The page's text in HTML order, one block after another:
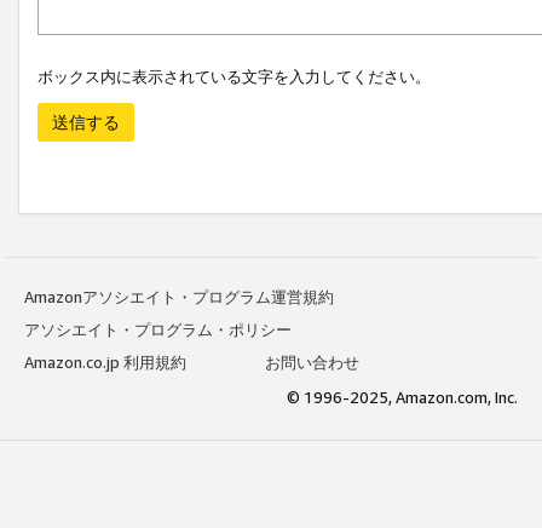
ボックス内に表示されている文字を入力してください。
送信する
Amazonアソシエイト・プログラム運営規約
アソシエイト・プログラム・ポリシー
Amazon.co.jp 利用規約
お問い合わせ
© 1996-2025, Amazon.com, Inc.